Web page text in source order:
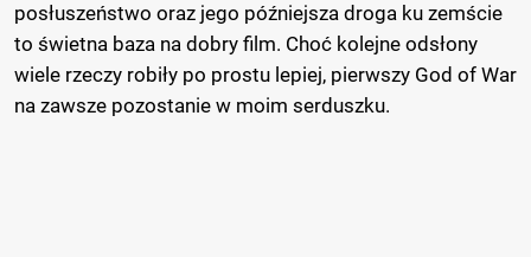
posłuszeństwo oraz jego późniejsza droga ku zemście
to świetna baza na dobry film. Choć kolejne odsłony
wiele rzeczy robiły po prostu lepiej, pierwszy God of War
na zawsze pozostanie w moim serduszku.